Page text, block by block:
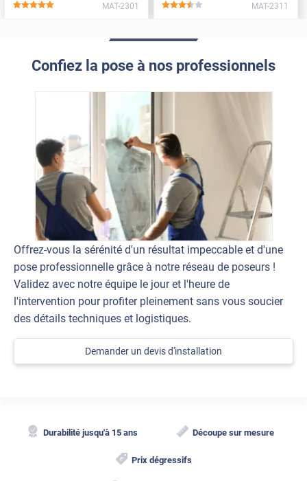
MAT-2301
*****
MAT-2311
Confiez la pose à nos professionnels
Offrez-vous la sérénité d'un résultat impeccable et d'une
pose professionnelle grâce à notre réseau de poseurs !
Validez avec notre équipe le jour et l'heure de
l'intervention pour profiter pleinement sans vous soucier
des détails techniques et logistiques.
Demander un devis d'installation
Durabilité jusqu'à 15 ans Découpe sur mesure
Prix dégressifs